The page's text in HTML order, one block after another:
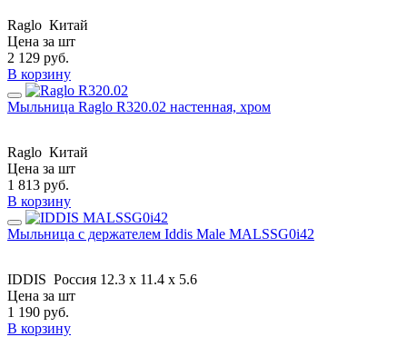
Raglo Китай
Цена за шт
2 129 руб.
В корзину
Мыльница Raglo R320.02 настенная, хром
Raglo Китай
Цена за шт
1 813 руб.
В корзину
Мыльница с держателем Iddis Male MALSSG0i42
IDDIS Россия 12.3 х 11.4 х 5.6
Цена за шт
1 190 руб.
В корзину